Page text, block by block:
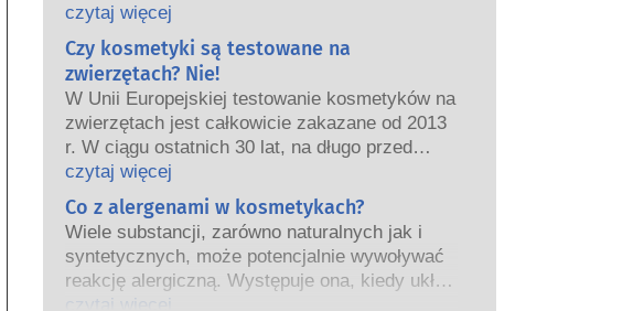
hormonalną”, ponieważ mogą naśladować
niektóre właściwości naszych hormonów.
Tylko dlatego, że coś może naśladować
hormon, nie oznacza to, że zakłóci prawidłowe
funkcjonowanie układu hormonalnego.
Wiele substancji, w tym te naturalne, naśladuje
hormony. Bardzo niewiele substancji jednak, a
są to głównie leki o silnym działaniu, ma
potwierdzone działanie powodujące zaburzenia
układu hormonalnego.
Rygorystyczne oceny bezpieczeństwa
produktów przeprowadzane przez
wykwalifikowanych ekspertów naukowych, do
czytaj więcej
Czy kosmetyki są testowane na
zwierzętach? Nie!
W Unii Europejskiej testowanie kosmetyków na
zwierzętach jest całkowicie zakazane od 2013
r. W ciągu ostatnich 30 lat, na długo przed
wprowadzeniem zakazu, przemysł
kosmetyczny inwestował w badania i rozwój,
tak aby stworzyć pionierskie alternatywy dla
testowania na zwierzętach w celu oceny
bezpieczeństwa składników i produktów
kosmetycznych.
czytaj więcej
Co z alergenami w kosmetykach?
Wiele substancji, zarówno naturalnych jak i
syntetycznych, może potencjalnie wywoływać
reakcję alergiczną. Występuje ona, kiedy układ
odpornościowy danej osoby zareaguje na
czytaj więcej